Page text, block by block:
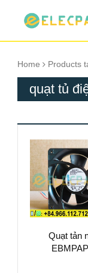
Home Products
quạt tủ
Quạt tản